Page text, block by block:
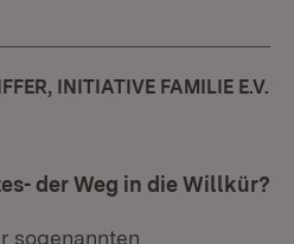
INITIATIVE FAMILIE E.V.
der Weg in die Willkür?
sogenannten